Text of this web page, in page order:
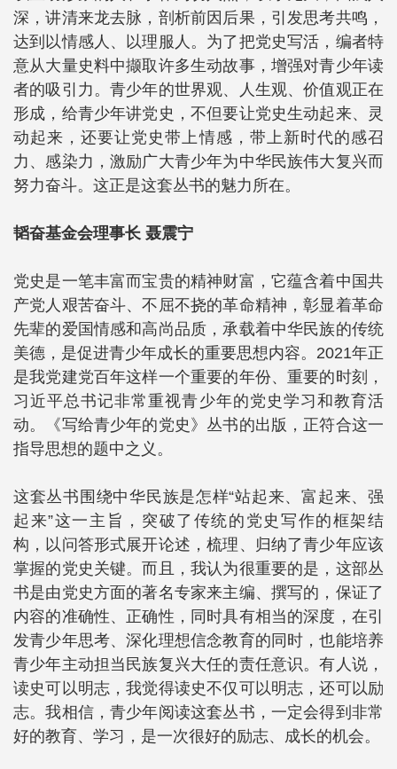
深，讲清来龙去脉，剖析前因后果，引发思考共鸣，
达到以情感人、以理服人。为了把党史写活，编者特
意从大量史料中撷取许多生动故事，增强对青少年读
者的吸引力。青少年的世界观、人生观、价值观正在
形成，给青少年讲党史，不但要让党史生动起来、灵
动起来，还要让党史带上情感，带上新时代的感召
力、感染力，激励广大青少年为中华民族伟大复兴而
努力奋斗。这正是这套丛书的魅力所在。
韬奋基金会理事长 聂震宁
党史是一笔丰富而宝贵的精神财富，它蕴含着中国共
产党人艰苦奋斗、不屈不挠的革命精神，彰显着革命
先辈的爱国情感和高尚品质，承载着中华民族的传统
美德，是促进青少年成长的重要思想内容。2021年正
是我党建党百年这样一个重要的年份、重要的时刻，
习近平总书记非常重视青少年的党史学习和教育活
动。《写给青少年的党史》丛书的出版，正符合这一
指导思想的题中之义。
这套丛书围绕中华民族是怎样“站起来、富起来、强
起来”这一主旨，突破了传统的党史写作的框架结
构，以问答形式展开论述，梳理、归纳了青少年应该
掌握的党史关键。而且，我认为很重要的是，这部丛
书是由党史方面的著名专家来主编、撰写的，保证了
内容的准确性、正确性，同时具有相当的深度，在引
发青少年思考、深化理想信念教育的同时，也能培养
青少年主动担当民族复兴大任的责任意识。有人说，
读史可以明志，我觉得读史不仅可以明志，还可以励
志。我相信，青少年阅读这套丛书，一定会得到非常
好的教育、学习，是一次很好的励志、成长的机会。